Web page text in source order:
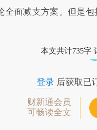
全面减支方案。但是
本文共计735字
登录后获取已
财新通会员
可畅读全文